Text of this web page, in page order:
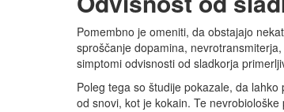
Pomembno je omeniti, da obstajajo
sproščanje dopamina,
simptomi odvisnosti od sladkorja
Poleg tega so študije pokazale, da
od snovi, kot je kokain. Te